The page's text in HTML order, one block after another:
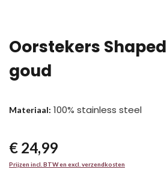
Oorstekers
goud
Materiaal: 100% stainless steel
€ 24,99
Prijzen incl. BTW en excl. verzendkosten